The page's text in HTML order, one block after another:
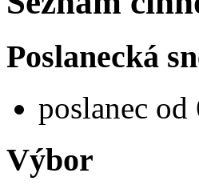
Poslanecká
poslanec
Výbor